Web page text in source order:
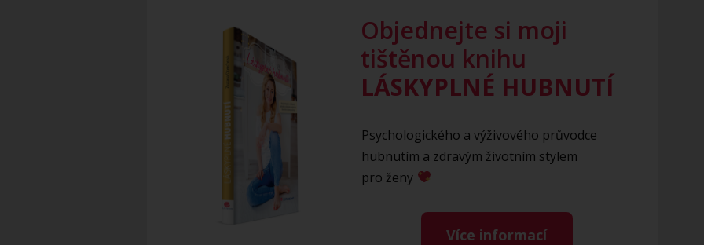
Objednejte si moji
tištěnou knihu
LÁSKYPLNÉ HUBNUTÍ
Psychologického a výživového průvodce
hubnutím a zdravým životním stylem
pro ženy
Více informací